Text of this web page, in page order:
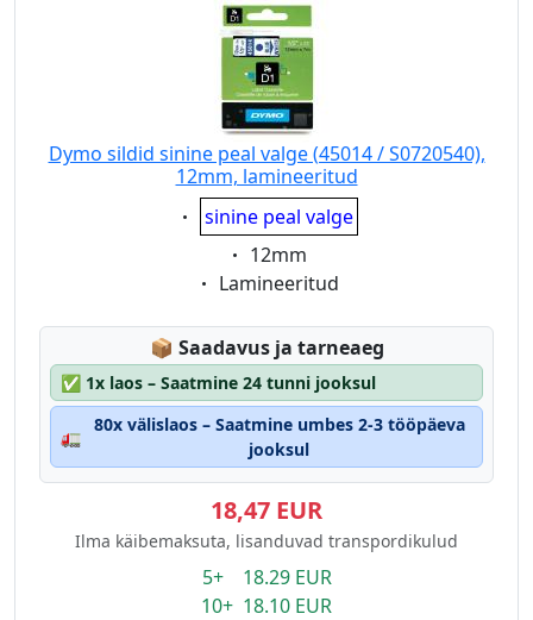
Dymo sildid sinine peal valge (45014 / S0720540),
12mm, lamineeritud
Eigenschaft:
sinine peal valge
Eigenschaft:
12mm
Eigenschaft:
Lamineeritud
📦 Lagerstatus:
Saadavus ja tarneaeg
✅ 1x laos – Saatmine 24 tunni jooksul
🚛
80x välislaos – Saatmine umbes 2-3 tööpäeva
jooksul
18,47 EUR
Ilma käibemaksuta, lisanduvad transpordikulud
5+ 18.29 EUR
10+ 18.10 EUR